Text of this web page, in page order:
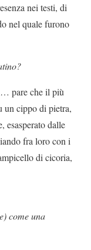
nei testi, di
nel quale furono
pare che il più
un cippo di pietra,
esasperato dalle
fra loro con i
di cicoria,
come una